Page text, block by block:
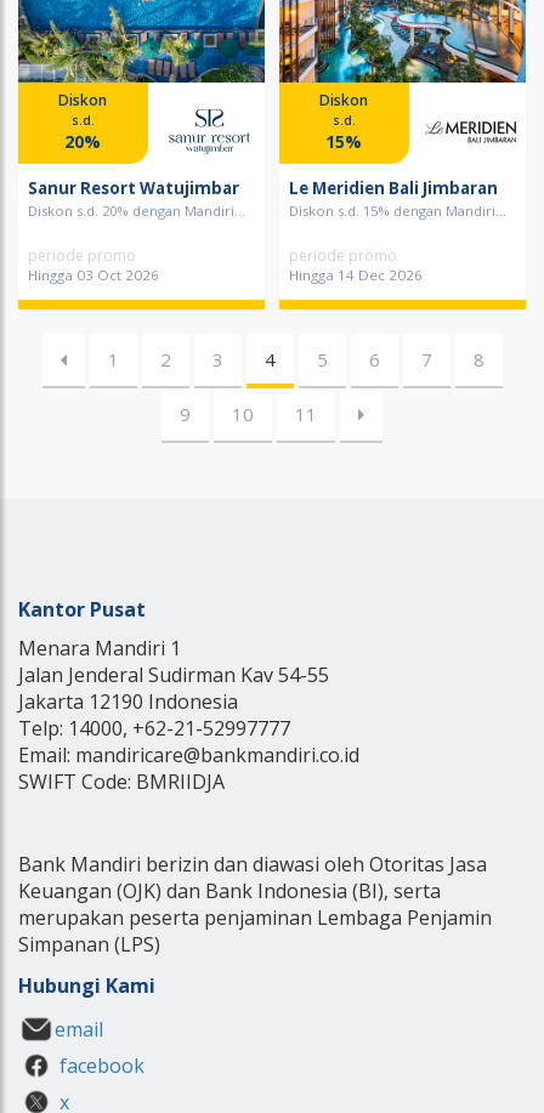
Diskon
s.d.
20%
Sanur Resort Watujimbar
Diskon s.d. 20% dengan Mandiri...
periode promo
Hingga 03 Oct 2026
Diskon
s.d.
15%
Le Meridien Bali Jimbaran
Diskon s.d. 15% dengan Mandiri...
periode promo
Hingga 14 Dec 2026
1 2 3 4 5 6 7 8
9 10 11
Kantor Pusat
Menara Mandiri 1
Jalan Jenderal Sudirman Kav 54-55
Jakarta 12190 Indonesia
Telp: 14000, +62-21-52997777
Email: mandiricare@bankmandiri.co.id
SWIFT Code: BMRIIDJA
Bank Mandiri berizin dan diawasi oleh Otoritas Jasa
Keuangan (OJK) dan Bank Indonesia (BI), serta
merupakan peserta penjaminan Lembaga Penjamin
Simpanan (LPS)
Hubungi Kami
email
facebook
x